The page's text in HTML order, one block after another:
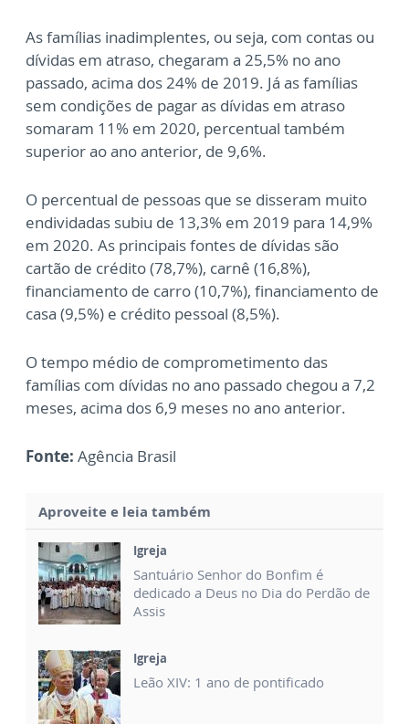
As famílias inadimplentes, ou seja, com contas ou
dívidas em atraso, chegaram a 25,5% no ano
passado, acima dos 24% de 2019. Já as famílias
sem condições de pagar as dívidas em atraso
somaram 11% em 2020, percentual também
superior ao ano anterior, de 9,6%.
O percentual de pessoas que se disseram muito
endividadas subiu de 13,3% em 2019 para 14,9%
em 2020. As principais fontes de dívidas são
cartão de crédito (78,7%), carnê (16,8%),
financiamento de carro (10,7%), financiamento de
casa (9,5%) e crédito pessoal (8,5%).
O tempo médio de comprometimento das
famílias com dívidas no ano passado chegou a 7,2
meses, acima dos 6,9 meses no ano anterior.
Fonte: Agência Brasil
Aproveite e leia também
Igreja
Santuário Senhor do Bonfim é
dedicado a Deus no Dia do Perdão de
Assis
Igreja
Leão XIV: 1 ano de pontificado